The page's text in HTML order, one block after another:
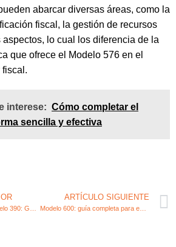
abarcar diversas áreas, como la
fiscal, la gestión de recursos
aspectos, lo cual los diferencia de la
que ofrece el Modelo 576 en el
fiscal.
interese: Cómo completar el
sencilla y efectiva
ARTÍCULO SIGUIENTE
Modelo 600: guía completa para emprendedores y autónomos